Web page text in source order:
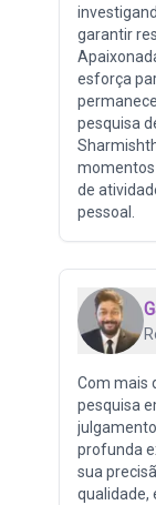
garantir
esforça
pesquisa
de
pessoal.
Com mais
pesquisa
profunda
sua
qualidade,